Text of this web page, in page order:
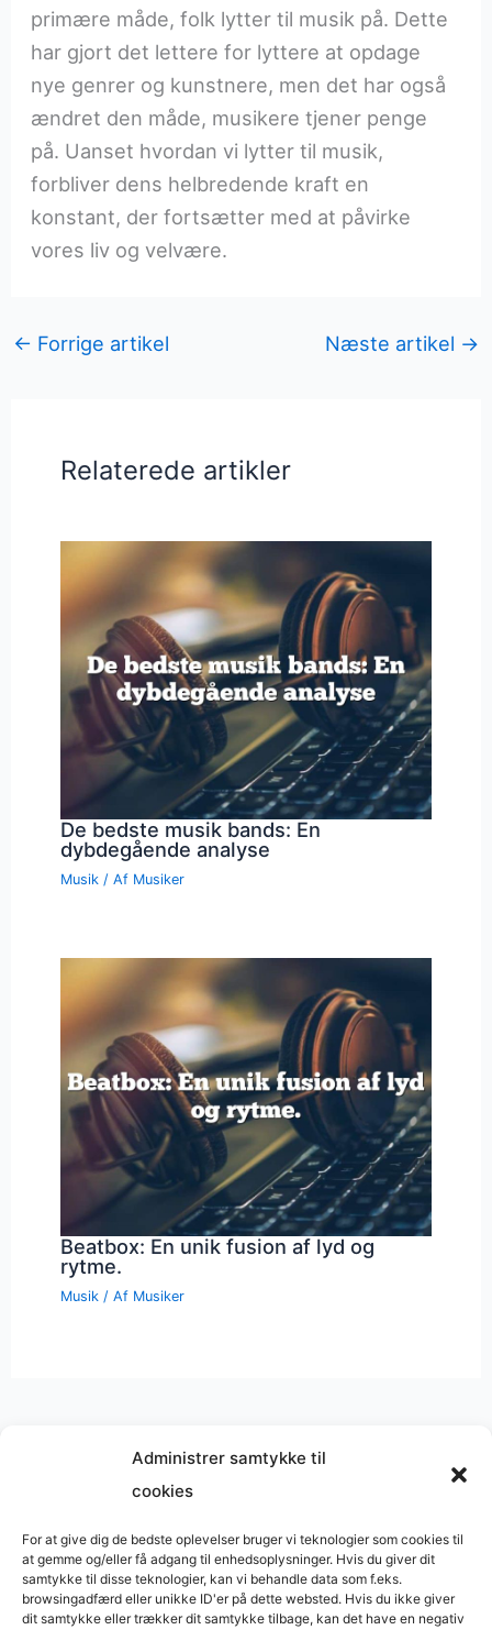
Administrer samtykke til
cookies
For at give dig de bedste oplevelser bruger vi teknologier som cookies til
at gemme og/eller få adgang til enhedsoplysninger. Hvis du giver dit
samtykke til disse teknologier, kan vi behandle data som f.eks.
browsingadfærd eller unikke ID'er på dette websted. Hvis du ikke giver
dit samtykke eller trækker dit samtykke tilbage, kan det have en negativ
primære måde, folk lytter til musik på. Dette
har gjort det lettere for lyttere at opdage
nye genrer og kunstnere, men det har også
ændret den måde, musikere tjener penge
på. Uanset hvordan vi lytter til musik,
forbliver dens helbredende kraft en
konstant, der fortsætter med at påvirke
vores liv og velvære.
← Forrige artikel Næste artikel →
Relaterede artikler
De bedste musik bands: En
dybdegående analyse
Musik / Af Musiker
Beatbox: En unik fusion af lyd og
rytme.
Musik / Af Musiker
Musik på
Copyright © 2026 BasimWorld
Udviklet afWebbureau.dk
Bygget medWordPress